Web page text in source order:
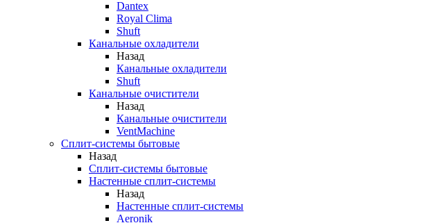
Dantex
Royal Clima
Shuft
Канальные охладители
Назад
Канальные охладители
Shuft
Канальные очистители
Назад
Канальные очистители
VentMachine
Сплит-системы бытовые
Назад
Сплит-системы бытовые
Настенные сплит-системы
Назад
Настенные сплит-системы
Aeronik